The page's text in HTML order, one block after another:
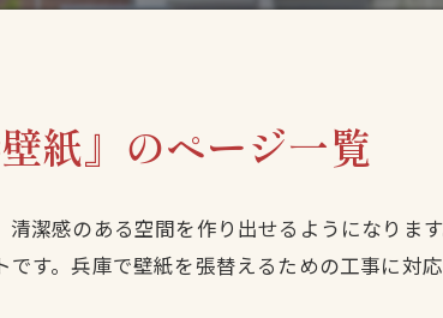
紙』のページ一覧
潔感のある空間を作り出せるようになりま
す。兵庫で壁紙を張替えるための工事に対